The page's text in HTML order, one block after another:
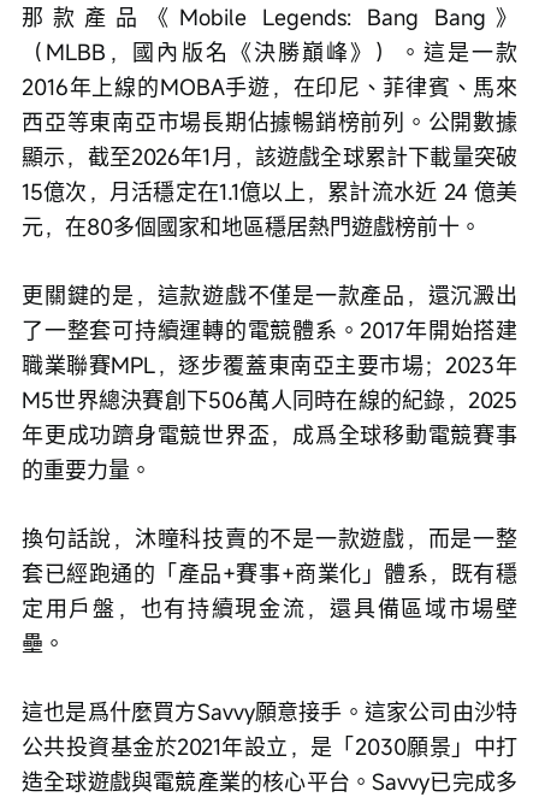
那款產品《Mobile Legends: Bang Bang》
（MLBB，國內版名《決勝巔峰》）。這是一款
2016年上線的MOBA手遊，在印尼、菲律賓、馬來
西亞等東南亞市場長期佔據暢銷榜前列。公開數據
顯示，截至2026年1月，該遊戲全球累計下載量突破
15億次，月活穩定在1.1億以上，累計流水近 24 億美
元，在80多個國家和地區穩居熱門遊戲榜前十。
更關鍵的是，這款遊戲不僅是一款產品，還沉澱出
了一整套可持續運轉的電競體系。2017年開始搭建
職業聯賽MPL，逐步覆蓋東南亞主要市場；2023年
M5世界總決賽創下506萬人同時在線的紀錄，2025
年更成功躋身電競世界盃，成爲全球移動電競賽事
的重要力量。
換句話說，沐瞳科技賣的不是一款遊戲，而是一整
套已經跑通的「產品+賽事+商業化」體系，既有穩
定用戶盤，也有持續現金流，還具備區域市場壁
壘。
這也是爲什麼買方Savvy願意接手。這家公司由沙特
公共投資基金於2021年設立，是「2030願景」中打
造全球遊戲與電競產業的核心平台。Savvy已完成多